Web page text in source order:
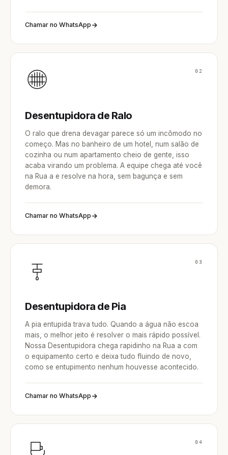
Chamar no WhatsApp
02
Desentupidora de Ralo
O ralo que drena devagar parece só um incômodo no
começo. Mas no banheiro de um hotel, num salão de
cozinha ou num apartamento cheio de gente, isso
acaba virando um problema. A equipe chega até você
na Rua a e resolve na hora, sem bagunça e sem
demora.
Chamar no WhatsApp
03
Desentupidora de Pia
A pia entupida trava tudo. Quando a água não escoa
mais, o melhor jeito é resolver o mais rápido possível.
Nossa Desentupidora chega rapidinho na Rua a com
o equipamento certo e deixa tudo fluindo de novo,
como se entupimento nenhum houvesse acontecido.
Chamar no WhatsApp
04